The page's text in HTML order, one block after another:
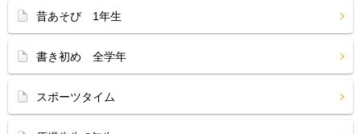
昔あそび 1年生
書き初め 全学年
スポーツタイム